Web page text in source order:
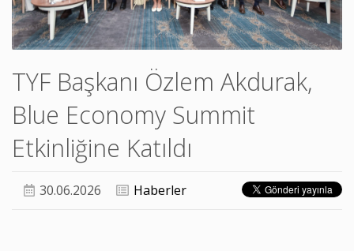
TYF Başkanı Özlem Akdurak,
Blue Economy Summit
Etkinliğine Katıldı
30.06.2026 Haberler